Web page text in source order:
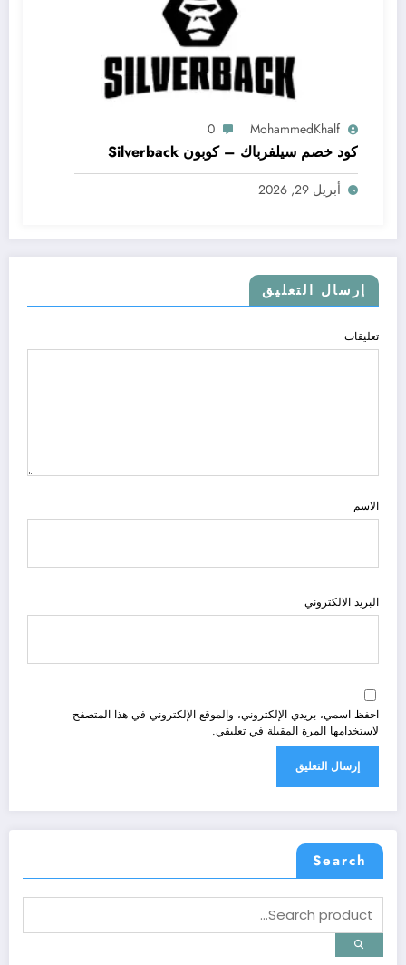
MohammedKhalf
0
كود خصم سيلفرباك – كوبون Silverback
أبريل 29, 2026
إرسال التعليق
تعليقات
الاسم
البريد الالكتروني
احفظ اسمي، بريدي الإلكتروني، والموقع الإلكتروني في هذا المتصفح
لاستخدامها المرة المقبلة في تعليقي.
Search